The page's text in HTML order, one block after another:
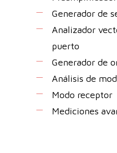
Generador de
Analizador
puerto
Generador de
Análisis de
Modo receptor
Mediciones